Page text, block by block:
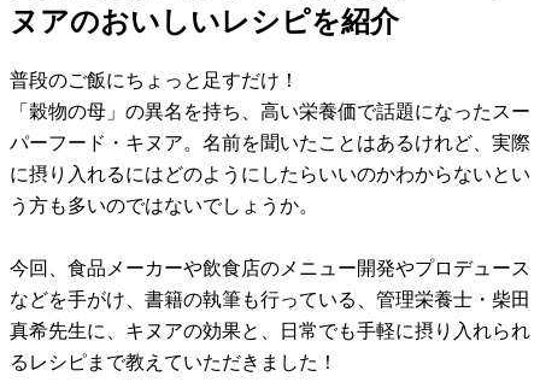
ヌアのおいしいレシピを紹介
普段のご飯にちょっと足すだけ！
「穀物の母」の異名を持ち、高い栄養価で話題になったスー
パーフード・キヌア。名前を聞いたことはあるけれど、実際
に摂り入れるにはどのようにしたらいいのかわからないとい
う方も多いのではないでしょうか。
今回、食品メーカーや飲食店のメニュー開発やプロデュース
などを手がけ、書籍の執筆も行っている、管理栄養士・柴田
真希先生に、キヌアの効果と、日常でも手軽に摂り入れられ
るレシピまで教えていただきました！